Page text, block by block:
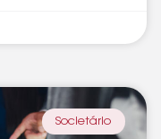
Societário